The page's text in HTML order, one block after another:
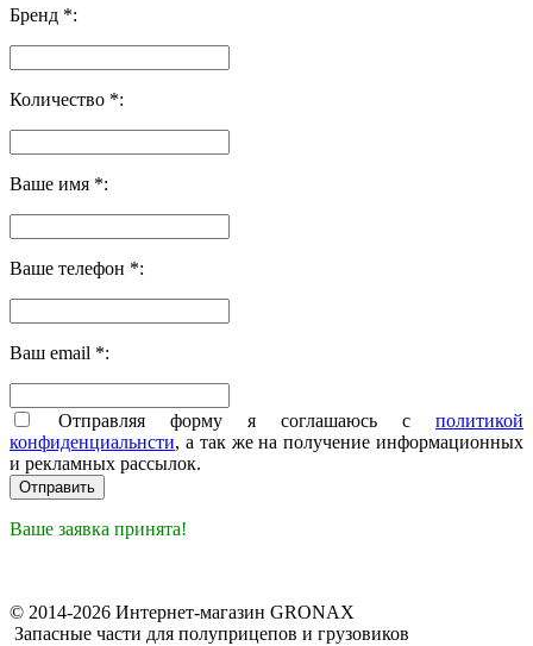
Бренд *:
Количество *:
Ваше имя *:
Ваше телефон *:
Ваш email *:
Отправляя форму я соглашаюсь с политикой
конфиденциальнсти, а так же на получение информационных
и рекламных рассылок.
Ваше заявка принята!
© 2014-2026 Интернет-магазин GRONAX
Запасные части для полуприцепов и грузовиков